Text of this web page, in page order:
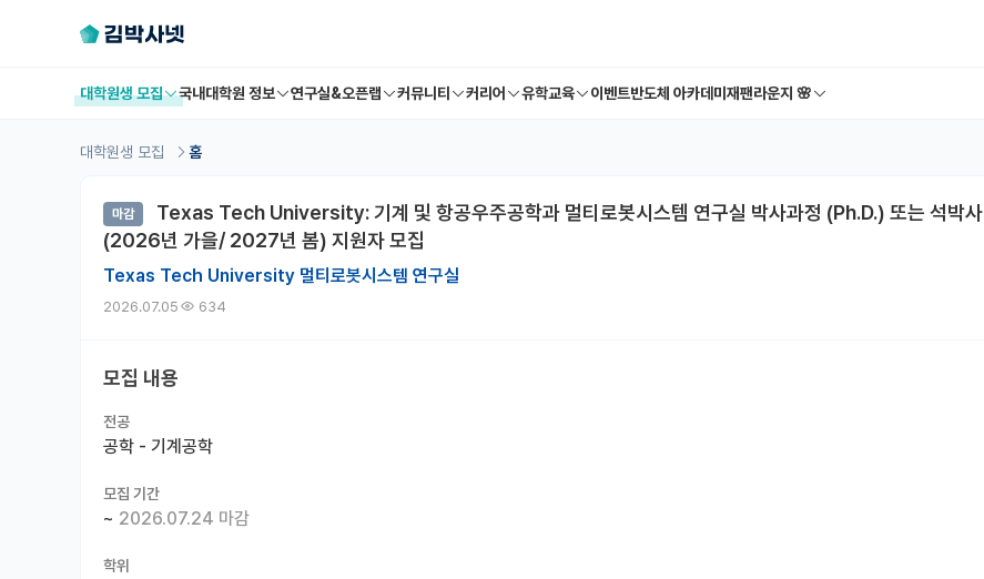
대학원생 모집 국내대학원 정보 연구실&오픈랩 커뮤니티 커리어 유학교육 이벤트반도체 아카데미 재팬라운지 🌸
대학원생 모집 홈
마감
Texas Tech University: 기계 및 항공우주공학과 멀티로봇시스템 연구실 박사과정 (Ph.D.) 또는 석박사
(2026년 가을/ 2027년 봄) 지원자 모집
Texas Tech University 멀티로봇시스템 연구실
2026.07.05 634
모집 내용
전공
공학 - 기계공학
모집 기간
~ 2026.07.24 마감
학위